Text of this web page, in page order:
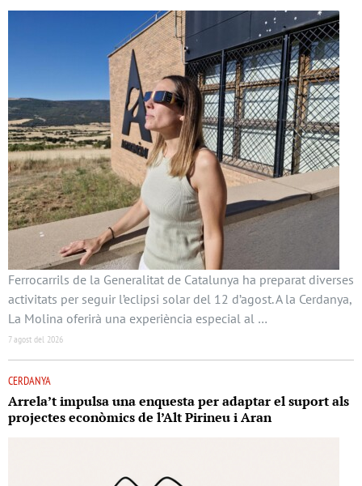
Ferrocarrils de la Generalitat de Catalunya ha preparat diverses
activitats per seguir l’eclipsi solar del 12 d’agost. A la Cerdanya,
La Molina oferirà una experiència especial al …
7 agost del 2026
CERDANYA
Arrela’t impulsa una enquesta per adaptar el suport als
projectes econòmics de l’Alt Pirineu i Aran